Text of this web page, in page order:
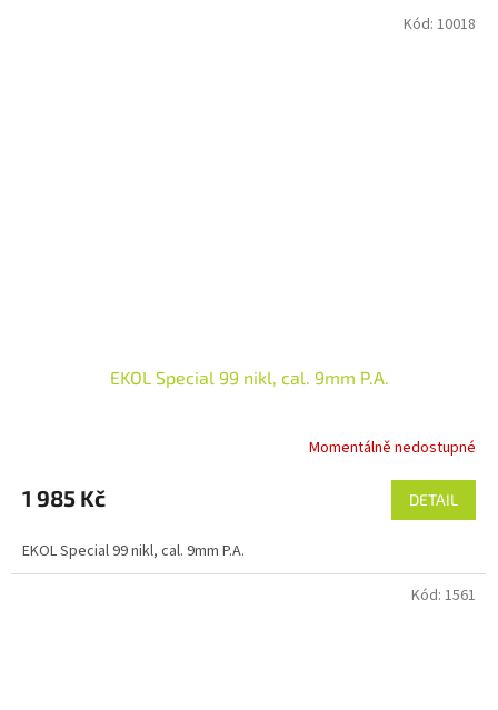
EKOL Special 99 nikl, cal. 9mm P.A.
Momentálně nedostupné
1 985 Kč DETAIL
EKOL Special 99 nikl, cal. 9mm P.A.
Kód: 10018
Kód: 1561